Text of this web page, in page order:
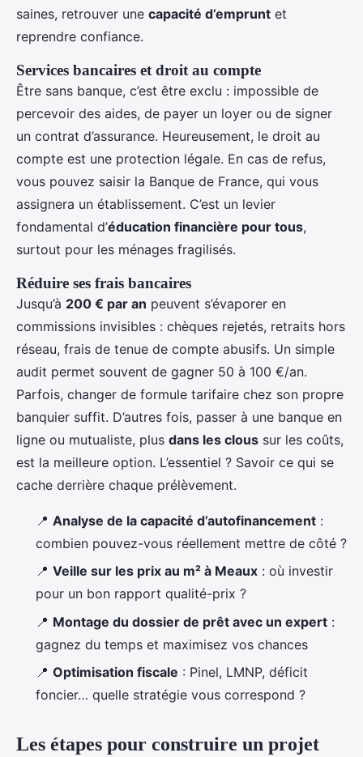
saines, retrouver une capacité d’emprunt et
reprendre confiance.
Services bancaires et droit au compte
Être sans banque, c’est être exclu : impossible de
percevoir des aides, de payer un loyer ou de signer
un contrat d’assurance. Heureusement, le droit au
compte est une protection légale. En cas de refus,
vous pouvez saisir la Banque de France, qui vous
assignera un établissement. C’est un levier
fondamental d’éducation financière pour tous,
surtout pour les ménages fragilisés.
Réduire ses frais bancaires
Jusqu’à 200 € par an peuvent s’évaporer en
commissions invisibles : chèques rejetés, retraits hors
réseau, frais de tenue de compte abusifs. Un simple
audit permet souvent de gagner 50 à 100 €/an.
Parfois, changer de formule tarifaire chez son propre
banquier suffit. D’autres fois, passer à une banque en
ligne ou mutualiste, plus dans les clous sur les coûts,
est la meilleure option. L’essentiel ? Savoir ce qui se
cache derrière chaque prélèvement.
📍 Analyse de la capacité d’autofinancement :
combien pouvez-vous réellement mettre de côté ?
📍 Veille sur les prix au m² à Meaux : où investir
pour un bon rapport qualité-prix ?
📍 Montage du dossier de prêt avec un expert :
gagnez du temps et maximisez vos chances
📍 Optimisation fiscale : Pinel, LMNP, déficit
foncier… quelle stratégie vous correspond ?
Les étapes pour construire un projet